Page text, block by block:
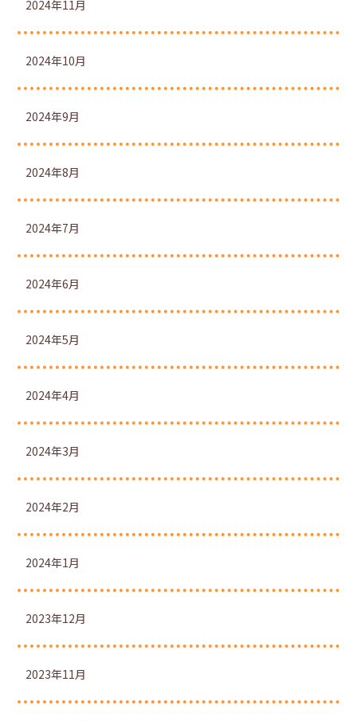
2024年11月
2024年10月
2024年9月
2024年8月
2024年7月
2024年6月
2024年5月
2024年4月
2024年3月
2024年2月
2024年1月
2023年12月
2023年11月